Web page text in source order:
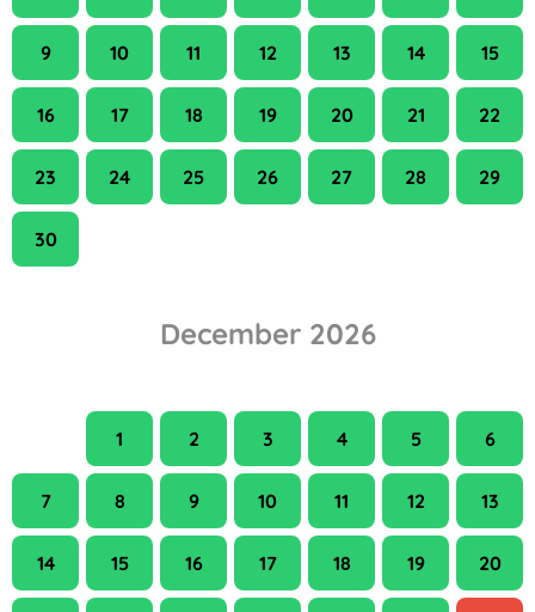
9 10 11 12 13 14 15
16 17 18 19 20 21 22
23 24 25 26 27 28 29
30
December 2026
1
2 3 4 5 6
7 8 9 10 11 12 13
14 15 16 17 18 19 20